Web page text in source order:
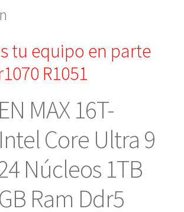
tu equipo en parte
R1051
MAX 16T-
Core Ultra 9
Núcleos 1TB
Ram Ddr5